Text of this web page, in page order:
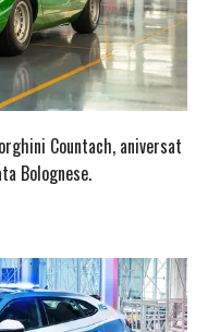
Countach, aniversat
Bolognese.